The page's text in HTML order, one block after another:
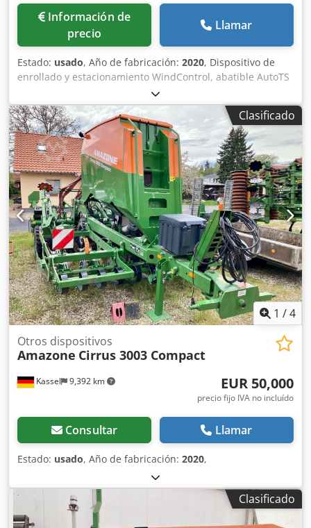
Información de
precio
Llamar
Estado: usado, Año de fabricación: 2020, Dispositivo de
enrollado y estacionamiento WindControl, abatible AutoTS
en ambos lados / Barrera de protección de tubos en L
Sensor de inclinación para sistema de pesaje FlowCheck
Alfombrillas EasyCheck, 16 unidades / pieza Guardabarros
en L y escaleras Iluminación LED Lona enrollable de
cobertura L / Juego de palas esparcidoras TS Csdpfx Aerxr
Uyjhtsrf
Clasificado
1 /4
Kassel 9,392 km
Otros dispositivos
Amazone Cirrus 3003 Compact
EUR 50,000
precio fijo IVA no incluído
Consultar Llamar
Estado: usado, Año de fabricación: 2020,
Clasificado